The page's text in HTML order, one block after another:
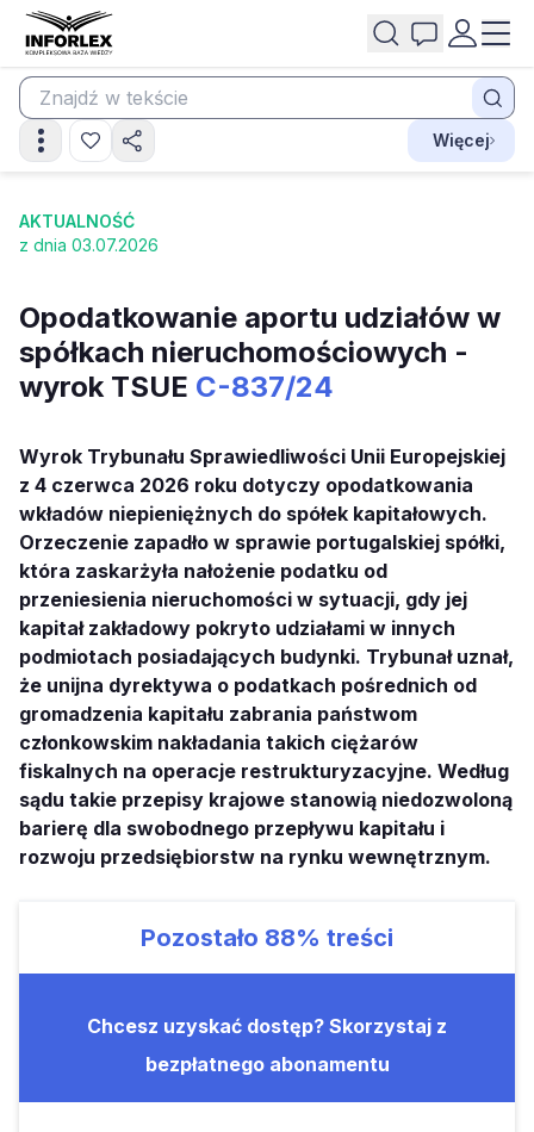
Więcej
AKTUALNOŚĆ
z dnia 03.07.2026
Opodatkowanie aportu udziałów w
spółkach nieruchomościowych -
wyrok TSUE C-837/24
Wyrok Trybunału Sprawiedliwości Unii Europejskiej
z 4 czerwca 2026 roku dotyczy opodatkowania
wkładów niepieniężnych do spółek kapitałowych.
Orzeczenie zapadło w sprawie portugalskiej spółki,
która zaskarżyła nałożenie podatku od
przeniesienia nieruchomości w sytuacji, gdy jej
kapitał zakładowy pokryto udziałami w innych
podmiotach posiadających budynki. Trybunał uznał,
że unijna dyrektywa o podatkach pośrednich od
gromadzenia kapitału zabrania państwom
członkowskim nakładania takich ciężarów
fiskalnych na operacje restrukturyzacyjne. Według
sądu takie przepisy krajowe stanowią niedozwoloną
barierę dla swobodnego przepływu kapitału i
rozwoju przedsiębiorstw na rynku wewnętrznym.
Pozostało 88% treści
Chcesz uzyskać dostęp? Skorzystaj z
bezpłatnego abonamentu